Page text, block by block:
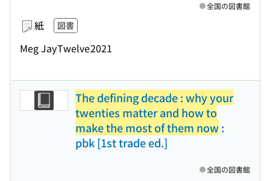
紙 図書
Meg JayTwelve2021
全国の図書館
The defining decade : why your
twenties matter and how to
make the most of them now:
pbk [1st trade ed.]
全国の図書館